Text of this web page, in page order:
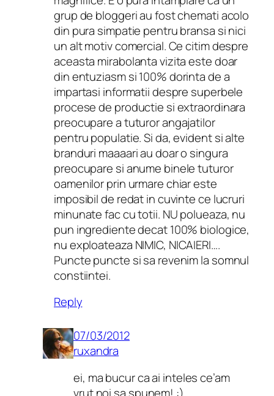
grup de bloggeri au fost chemati acolo
din pura simpatie pentru bransa si nici
un alt motiv comercial. Ce citim despre
aceasta mirabolanta vizita este doar
din entuziasm si 100% dorinta de a
impartasi informatii despre superbele
procese de productie si extraordinara
preocupare a tuturor angajatilor
pentru populatie. Si da, evident si alte
branduri maaaari au doar o singura
preocupare si anume binele tuturor
oamenilor prin urmare chiar este
imposibil de redat in cuvinte ce lucruri
minunate fac cu totii. NU polueaza, nu
pun ingrediente decat 100% biologice,
nu exploateaza NIMIC, NICAIERI….
Puncte puncte si sa revenim la somnul
constiintei.
Reply
07/03/2012
ruxandra
ei, ma bucur ca ai inteles ce’am
vrut noi sa spunem! :)